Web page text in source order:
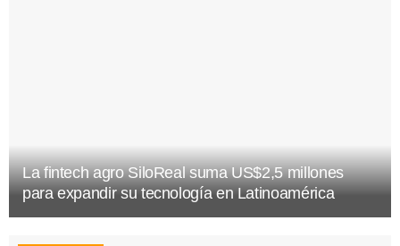
La fintech agro SiloReal suma US$2,5 millones
para expandir su tecnología en Latinoamérica